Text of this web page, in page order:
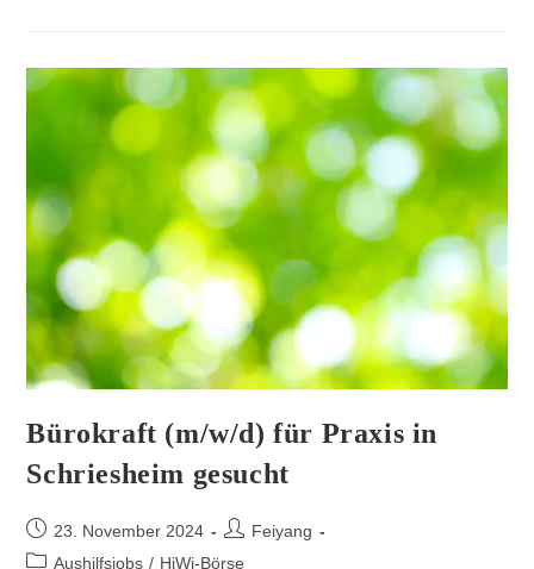
Bürokraft (m/w/d) für Praxis in
Schriesheim gesucht
23. November 2024
Feiyang
Aushilfsjobs / HiWi-Börse